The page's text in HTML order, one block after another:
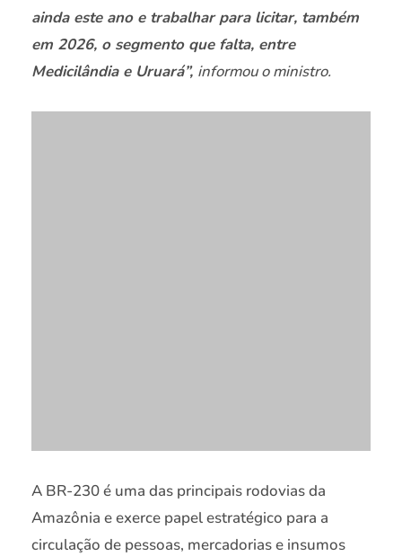
ainda este ano e trabalhar para licitar, também
em 2026, o segmento que falta, entre
Medicilândia e Uruará”, informou o ministro.
A BR-230 é uma das principais rodovias da
Amazônia e exerce papel estratégico para a
circulação de pessoas, mercadorias e insumos